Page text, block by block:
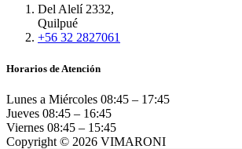
Del Alelí 2332,
Quilpué
+56 32 2827061
Horarios de Atención
Lunes a Miércoles 08:45 – 17:45
Jueves 08:45 – 16:45
Viernes 08:45 – 15:45
Copyright © 2026 VIMARONI